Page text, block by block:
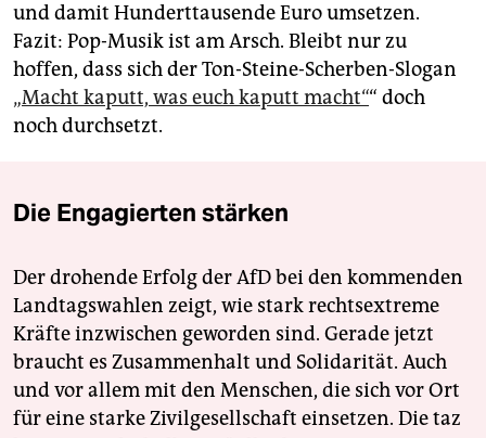
und damit Hunderttausende Euro umsetzen.
Fazit: Pop-Musik ist am Arsch. Bleibt nur zu
hoffen, dass sich der Ton-Steine-Scherben-Slogan
„Macht kaputt, was euch kaputt macht““ doch
noch durchsetzt.
Die Engagierten stärken
Der drohende Erfolg der AfD bei den kommenden
Landtagswahlen zeigt, wie stark rechtsextreme
Kräfte inzwischen geworden sind. Gerade jetzt
braucht es Zusammenhalt und Solidarität. Auch
und vor allem mit den Menschen, die sich vor Ort
für eine starke Zivilgesellschaft einsetzen. Die taz